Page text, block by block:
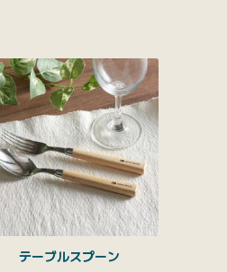
テーブルスプーン